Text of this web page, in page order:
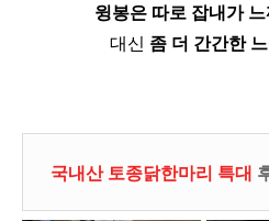
윙봉은 따로 잡내가
대신 좀 더 간간한
국내산 토종닭한마리 특대